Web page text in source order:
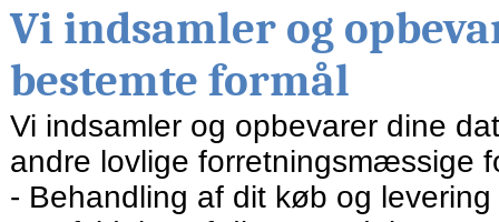
Vi indsamler og
bestemte formål
Vi indsamler og opbevarer dine
andre lovlige forretningsmæssige
Behandling af dit køb og